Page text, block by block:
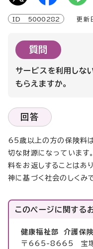
ID 5000282 更
質問
サービスを利用しな
もらえますか。
回答
65歳以上の方の保険料
切な財源になっています
料をお返しすることはあ
神に基づく社会のしくみで
このページに関する
健康福祉部 介護保
〒665-8665 宝塚